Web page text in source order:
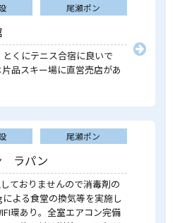
尾瀬ポン
くにテニス合宿に良いで
品スキー場に直営売店があ
尾瀬ポン
ラパン
ておりませんので消毒剤の
よる食堂の換気等を実施し
環あり。全室エアコン完備